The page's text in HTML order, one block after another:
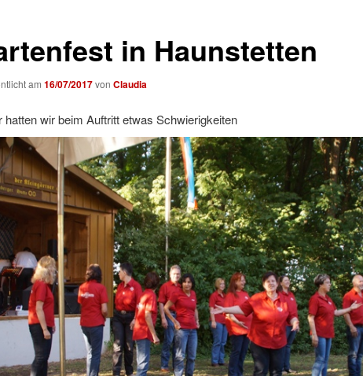
in Haunstetten
am 16/07/2017von Claudia
hatten wir beim Auftritt etwas Schwierigkeiten